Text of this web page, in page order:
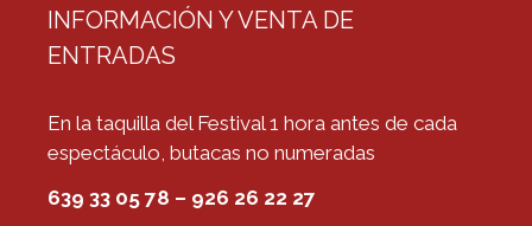
INFORMACIÓN Y VENTA DE
ENTRADAS
En la taquilla del Festival 1 hora antes de cada
espectáculo, butacas no numeradas
639 33 05 78 – 926 26 22 27